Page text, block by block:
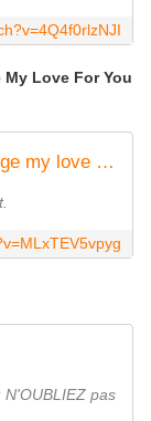
Love For You
Glenn Mederios - nothing gonna change my love for you
pas